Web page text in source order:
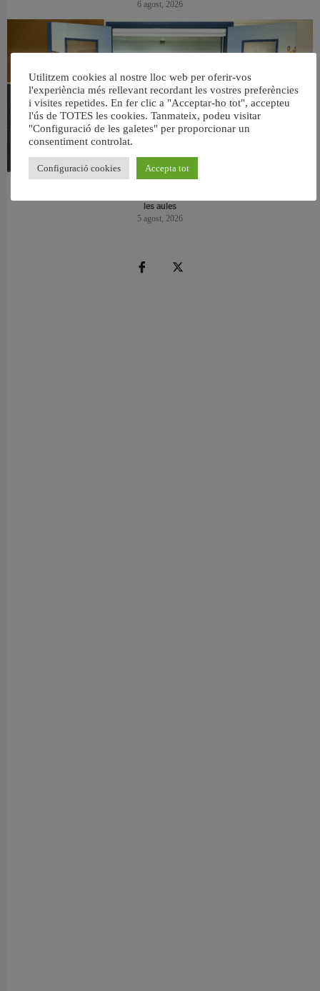
6 agost, 2026
les aules
5 agost, 2026
Utilitzem cookies al nostre lloc web per oferir-vos
l'experiència més rellevant recordant les vostres preferències
i visites repetides. En fer clic a "Acceptar-ho tot", accepteu
l'ús de TOTES les cookies. Tanmateix, podeu visitar
"Configuració de les galetes" per proporcionar un
consentiment controlat.
Configuració cookies Accepta tot